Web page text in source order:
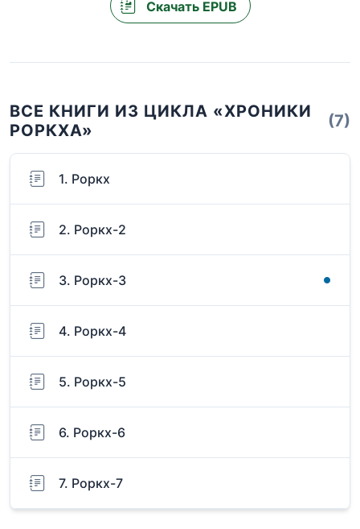
Скачать EPUB
ВСЕ КНИГИ ИЗ ЦИКЛА «ХРОНИКИ
РОРКХА»
(7)
1. Роркх
2. Роркх-2
3. Роркх-3
4. Роркх-4
5. Роркх-5
6. Роркх-6
7. Роркх-7